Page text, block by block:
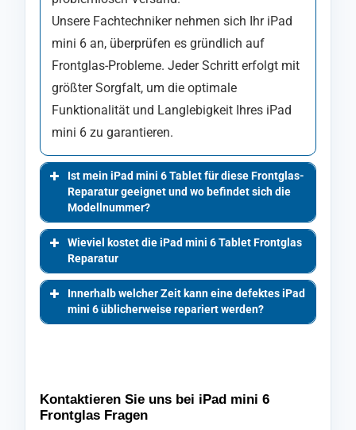
Unsere Fachtechniker nehmen sich Ihr iPad
mini 6 an, überprüfen es gründlich auf
Frontglas-Probleme. Jeder Schritt erfolgt mit
größter Sorgfalt, um die optimale
Funktionalität und Langlebigkeit Ihres iPad
mini 6 zu garantieren.
Ist mein iPad mini 6 Tablet für diese Frontglas-
Reparatur geeignet und wo befindet sich die
Modellnummer?
Wieviel kostet die iPad mini 6 Tablet Frontglas
Reparatur
Innerhalb welcher Zeit kann eine defektes iPad
mini 6 üblicherweise repariert werden?
Kontaktieren Sie uns bei iPad mini 6
Frontglas Fragen